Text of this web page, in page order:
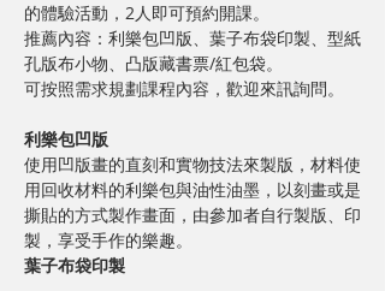
的體驗活動，2人即可預約開課。
推薦內容：利樂包凹版、葉子布袋印製、型紙
孔版布小物、凸版藏書票/紅包袋。
可按照需求規劃課程內容，歡迎來訊詢問。
利樂包凹版
使用凹版畫的直刻和實物技法來製版，材料使
用回收材料的利樂包與油性油墨，以刻畫或是
撕貼的方式製作畫面，由參加者自行製版、印
製，享受手作的樂趣。
葉子布袋印製